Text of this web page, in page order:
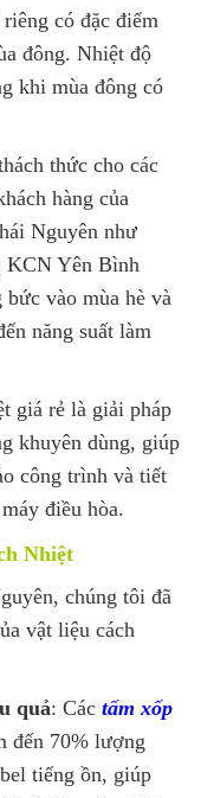
có đặc điểm
đông. Nhiệt độ
khi mùa đông có
thức cho các
hàng của
Nguyên như
KCN Yên Bình
vào mùa hè và
năng suất làm
giá rẻ là giải pháp
khuyên dùng, giúp
công trình và tiết
điều hòa.
Nhiệt
chúng tôi đã
vật liệu cách
quả: Các tấm xốp
đến 70% lượng
tiếng ồn, giúp